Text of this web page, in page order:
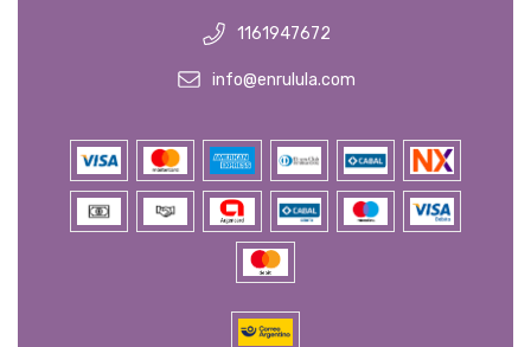
1161947672
info@enrulula.com